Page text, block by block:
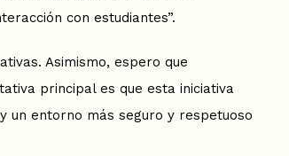
con estudiantes”.
Asimismo, espero que
principal es que esta iniciativa
un entorno más seguro y respetuoso